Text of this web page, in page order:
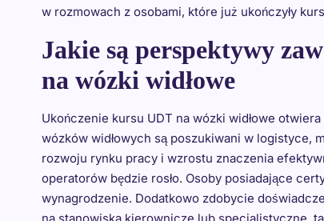
w rozmowach z osobami, które już ukończyły
Jakie są perspektywy
na wózki widłowe
Ukończenie kursu UDT na wózki widłowe
wózków widłowych są poszukiwani w logistyce,
rozwoju rynku pracy i wzrostu znaczenia
operatorów będzie rosło. Osoby posiadające
wynagrodzenie. Dodatkowo zdobycie